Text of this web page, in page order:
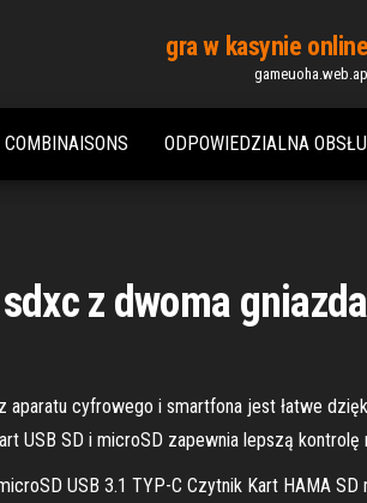
gra w kasynie
ODPOWIEDZIALNA
z dwoma
cyfrowego i smartfona jest łatwe
USB SD i microSD zapewnia lepszą kontrolę
USB 3.1 TYP-C Czytnik Kart HAMA